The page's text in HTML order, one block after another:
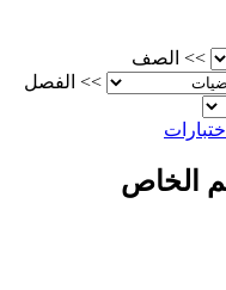
>>
الصف
>>
الفصل
اختبارات
الخاص